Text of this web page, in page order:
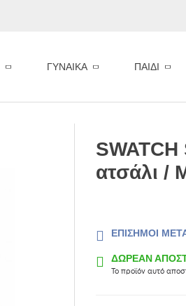
ΓΥΝΑΙΚΑ ΠΑΙΔΙ
ατσάλι /
ΔΩΡΕΑΝ
Το προϊόν αυτό
ΕΠΊΣΗΜΟΙ